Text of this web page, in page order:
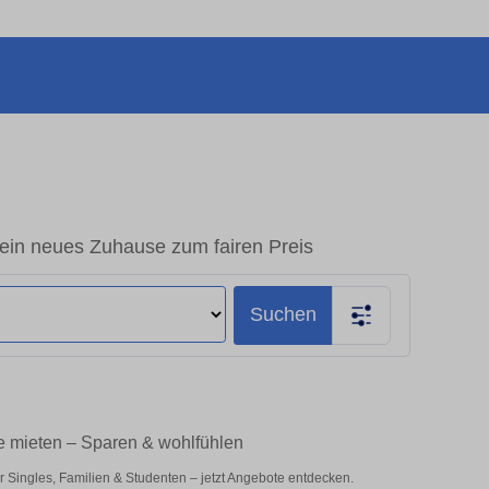
neues Zuhause zum fairen Preis
Suchen
mieten – Sparen & wohlfühlen
Familien & Studenten – jetzt Angebote entdecken.